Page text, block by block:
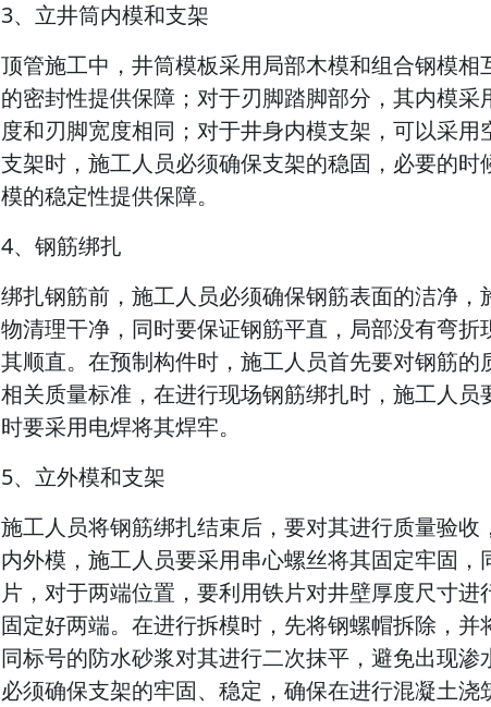
3、立井筒内模和支架
顶管施工中，井筒模板采用局部木模和组合钢模
的密封性提供保障；对于刃脚踏脚部分，其内模
度和刃脚宽度相同；对于井身内模支架，可以采
支架时，施工人员必须确保支架的稳固，必要的
模的稳定性提供保障。
4、钢筋绑扎
绑扎钢筋前，施工人员必须确保钢筋表面的洁净
物清理干净，同时要保证钢筋平直，局部没有弯
其顺直。在预制构件时，施工人员首先要对钢筋
相关质量标准，在进行现场钢筋绑扎时，施工人
时要采用电焊将其焊牢。
5、立外模和支架
施工人员将钢筋绑扎结束后，要对其进行质量验
内外模，施工人员要采用串心螺丝将其固定牢固
片，对于两端位置，要利用铁片对井壁厚度尺寸
固定好两端。在进行拆模时，先将钢螺帽拆除，
同标号的防水砂浆对其进行二次抹平，避免出现渗
必须确保支架的牢固、稳定，确保在进行混凝土